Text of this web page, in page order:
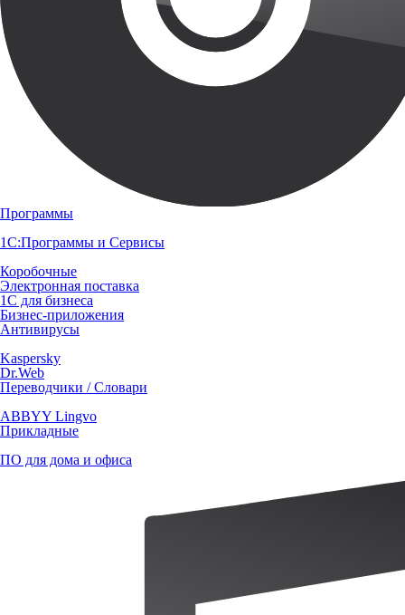
Программы
1С:Программы и Сервисы
Коробочные
Электронная поставка
1С для бизнеса
Бизнес-приложения
Антивирусы
Kaspersky
Dr.Web
Переводчики / Словари
ABBYY Lingvo
Прикладные
ПО для дома и офиса